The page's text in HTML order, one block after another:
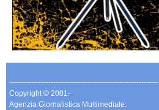
-------------------------------------------------------------
Copyright © 2001-
Agenzia Giornalistica Multimediale.